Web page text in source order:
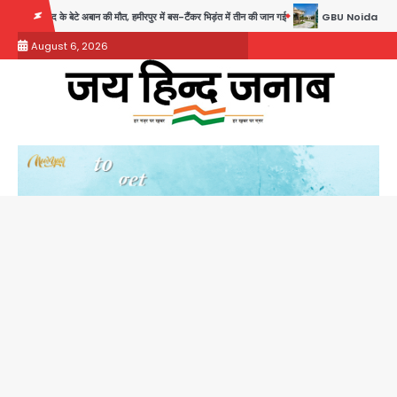
content
की मौत, हमीरपुर में बस-टैंकर भिड़ंत में तीन की जान गई GBU Noida AI Centre: जीबीयू में
August 6, 2026